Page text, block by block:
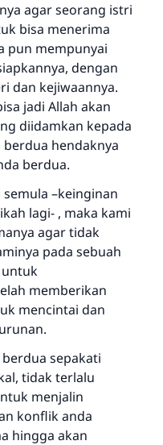
agar seorang istri
bisa menerima
pun mempunyai
dengan
dan kejiwaannya.
jadi Allah akan
diidamkan kepada
hendaknya
berdua.
–keinginan
lagi- , maka kami
agar tidak
pada sebuah
memberikan
mencintai dan
sepakati
tidak terlalu
menjalin
konflik anda
hingga akan